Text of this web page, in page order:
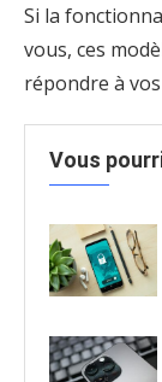
Si la
vous, ces
répondre à
Vous